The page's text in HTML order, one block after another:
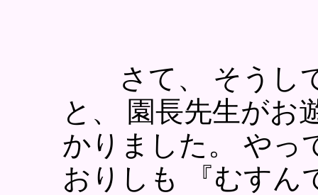
さて、 そうして
と、 園長先生がお
かりました。 やっ
おりしも 『むすん